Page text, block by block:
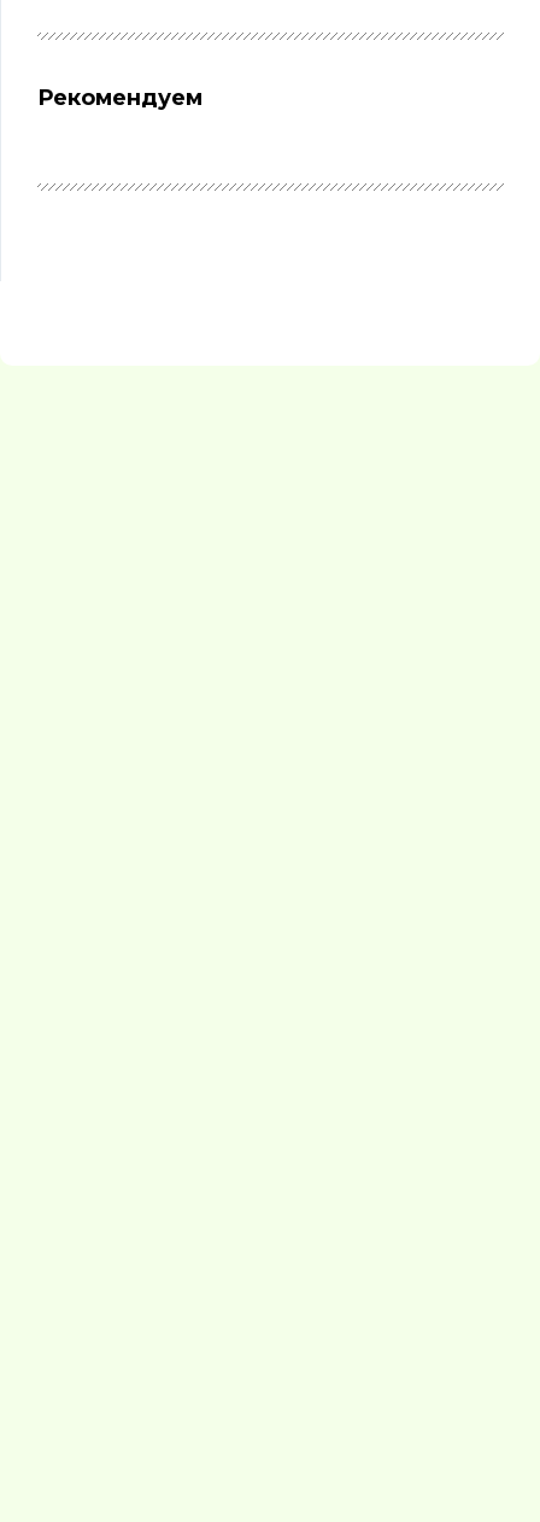
Рекомендуем